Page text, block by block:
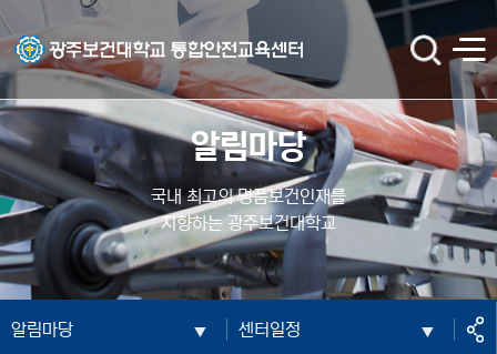
광주보건대학교 통합안전교육센터
검
전
체
메
뉴
알림마당
국내 최고의 명품보건인재를
지향하는 광주보건대학교
알림마당 센터일정
공
유